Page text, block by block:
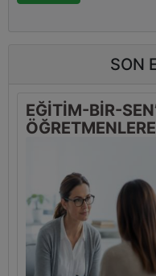
SON
EĞİTİM-BİR-